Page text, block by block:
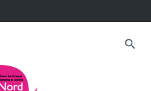
search